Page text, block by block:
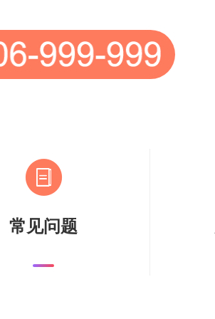
常见问题